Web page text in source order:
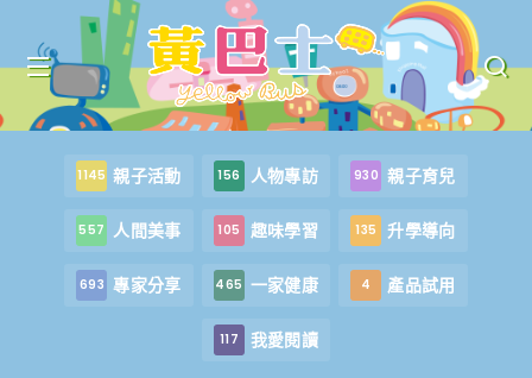
1145 親子活動 156 人物專訪 930 親子育兒
557 人間美事 105 趣味學習 135 升學導向
693 專家分享 465 一家健康 4 產品試用
117 我愛閱讀